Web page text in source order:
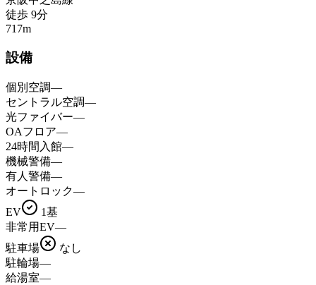
徒歩 9分
717m
設備
個別空調—
セントラル空調—
光ファイバー—
OAフロア—
24時間入館—
機械警備—
有人警備—
オートロック—
EV
1基
非常用EV—
駐車場
なし
駐輪場—
給湯室—